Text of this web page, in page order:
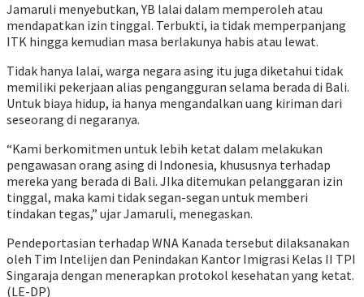
Jamaruli menyebutkan, YB lalai dalam memperoleh atau
mendapatkan izin tinggal. Terbukti, ia tidak memperpanjang
ITK hingga kemudian masa berlakunya habis atau lewat.
Tidak hanya lalai, warga negara asing itu juga diketahui tidak
memiliki pekerjaan alias pengangguran selama berada di Bali.
Untuk biaya hidup, ia hanya mengandalkan uang kiriman dari
seseorang di negaranya.
“Kami berkomitmen untuk lebih ketat dalam melakukan
pengawasan orang asing di Indonesia, khususnya terhadap
mereka yang berada di Bali. JIka ditemukan pelanggaran izin
tinggal, maka kami tidak segan-segan untuk memberi
tindakan tegas,” ujar Jamaruli, menegaskan.
Pendeportasian terhadap WNA Kanada tersebut dilaksanakan
oleh Tim Intelijen dan Penindakan Kantor Imigrasi Kelas II TPI
Singaraja dengan menerapkan protokol kesehatan yang ketat.
(LE-DP)